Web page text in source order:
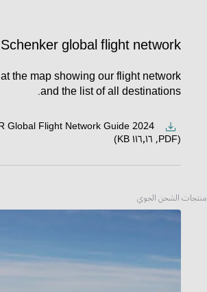
global flight network
the map showing our flight network
and the list of all destinations.
Global Flight Network Guide 2024
(PDF, ١١٦٫١٦ KB)
منتجات الشحن الجوي